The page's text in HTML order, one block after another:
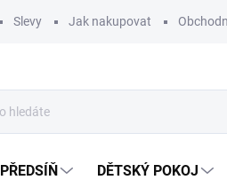
Slevy Jak nakupovat
PŘEDSÍŇ DĚTSKÝ POKOJ